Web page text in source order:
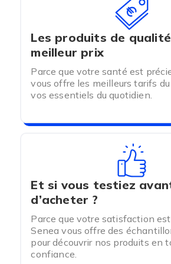
ainsi des produits de haute qualité.
: Dormez
notre sélection de pyjamas et de
douces et confortables.
tissus respirants et chaleureux qui
enveloppent de douceur tout au
Nos modèles s'adaptent à toutes
morphologies pour que chacune
Pourquoi choisir Senea pour
confort et vêtements chauds ?
Chez Senea, votre satisfaction
Nous sélectionnons pour vous
allient confort, durabilité, et
article de notre collection est
choisi pour répondre à des
rigoureux et s'adapter à vos
en matière de
Les produits de
meilleur prix
Parce que votre santé est
vous offre les meilleurs tarifs
vos essentiels du quotidien.
Et si vous testiez
d’acheter ?
Parce que votre satisfaction
Senea vous offre des
pour découvrir nos produits en
confiance.